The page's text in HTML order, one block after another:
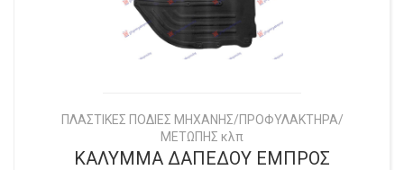
ΠΛΑΣΤΙΚΕΣ ΠΟΔΙΕΣ ΜΗΧΑΝΗΣ/ΠΡΟΦΥΛΑΚΤΗΡΑ/
ΜΕΤΩΠΗΣ κλπ
ΚΑΛΥΜΜΑ ΔΑΠΕΔΟΥ ΕΜΠΡΟΣ